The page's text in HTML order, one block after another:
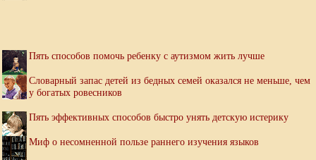
Пять способов помочь ребенку с аутизмом жить лучше
Словарный запас детей из бедных семей оказался не меньше, чем
у богатых ровесников
Пять эффективных способов быстро унять детскую истерику
Миф о несомненной пользе раннего изучения языков